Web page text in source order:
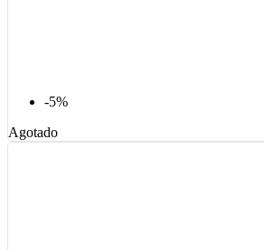
-5%
Agotado